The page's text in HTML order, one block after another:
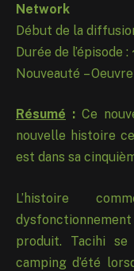
Network
Début de la
Durée de l’épisode :
Nouveauté –
Résumé :Ce
nouvelle histoire
est dans sa
L’histoire
produit. Tacihi
camping d’été